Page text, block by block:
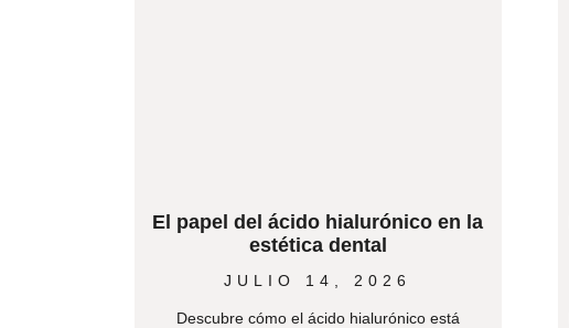
El papel del ácido hialurónico en la
estética dental
JULIO 14, 2026
Descubre cómo el ácido hialurónico está